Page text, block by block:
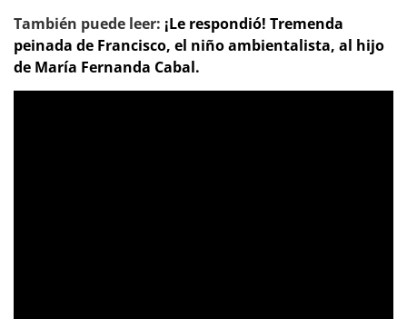
También puede leer: ¡Le respondió! Tremenda
peinada de Francisco, el niño ambientalista, al hijo
de María Fernanda Cabal.